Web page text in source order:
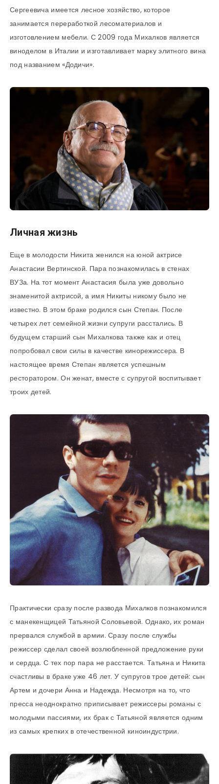
Сергеевича имеется лесное хозяйство, которое
занимается переработкой лесоматериалов и
изготовлением мебели. С 2009 года Михалков является
виноделом в Италии и изготавливает марку элитного вина
под названием «Додичи».
Личная жизнь
Еще в молодости Никита женился на юной актрисе
Анастасии Вертинской. Пара познакомилась в стенах
ВУЗа. На тот момент Анастасия была уже довольно
знаменитой актрисой, а имя Никиты никому было не
известно. В этом браке родился сын Степан. После
четырех лет семейной жизни супруги расстались. В
будущем старший сын Михалкова также как и отец
попробовал свои силы в качестве кинорежиссера. В
настоящее время Степан является успешным
ресторатором. Он женат, вместе с супругой воспитывает
троих детей.
Практически сразу после развода Михалков познакомился
с манекенщицей Татьяной Соловьевой. Однако, их роман
прервался службой в армии. Сразу после службы
режиссер сделал своей возлюбленной предложение руки
и сердца. С тех пор пара не расстается. Татьяна и Никита
счастливы в браке уже 46 лет. У супругов трое детей: сын
Артем и дочери Анна и Надежда. Несмотря на то, что
пресса неоднократно приписывает режиссеры романы с
молодыми пассиями, их брак с Татьяной является одним
из самых крепких в отечественной киноиндустрии.